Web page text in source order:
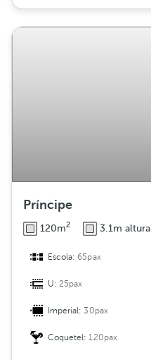
Príncipe
120m2 3.1m altura
Escola:65pax
U:25pax
Imperial:30pax
Coquetel:120pax